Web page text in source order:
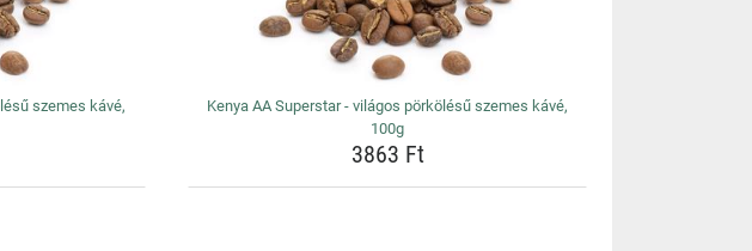
szemes kávé,
Kenya AA Superstar - világos pörkölésű szemes kávé,
100g
3863 Ft